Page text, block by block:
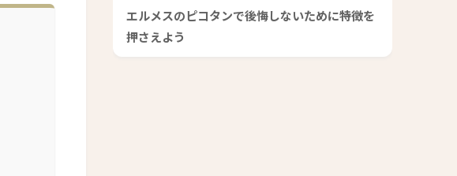
エルメスのピコタンで後悔しないために特徴を
押さえよう